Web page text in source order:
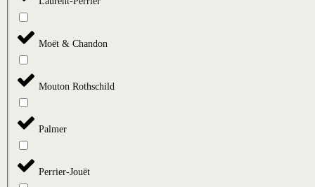
Moët & Chandon
Mouton Rothschild
Palmer
Perrier-Jouët